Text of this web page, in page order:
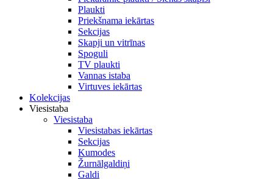
Plaukti
Priekšnama iekārtas
Sekcijas
Skapji un vitrīnas
Spoguli
TV plaukti
Vannas istaba
Virtuves iekārtas
Kolekcijas
Viesistaba
Viesistaba
Viesistabas iekārtas
Sekcijas
Kumodes
Žurnālgaldiņi
Galdi